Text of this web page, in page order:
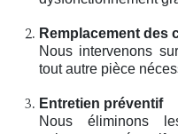
Remplacement des
Nous intervenons
tout autre pièce
Entretien préventif
Nous éliminons